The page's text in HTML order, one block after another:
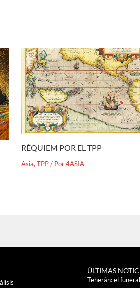
RÉQUIEM POR EL TPP
Asia,TPP/ Por4ASIA
ÚLTIMAS
Teherán: el